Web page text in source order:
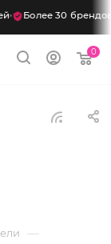
Более 30 брендов
0
—